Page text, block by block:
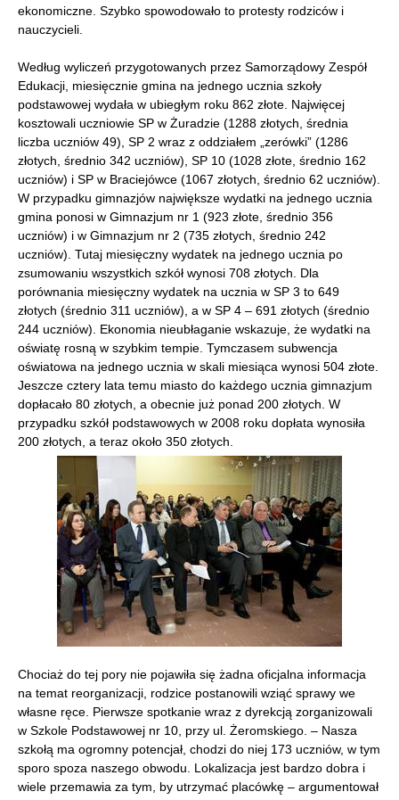
ekonomiczne. Szybko spowodowało to protesty rodziców i
nauczycieli.
Według wyliczeń przygotowanych przez Samorządowy Zespół
Edukacji, miesięcznie gmina na jednego ucznia szkoły
podstawowej wydała w ubiegłym roku 862 złote. Najwięcej
kosztowali uczniowie SP w Żuradzie (1288 złotych, średnia
liczba uczniów 49), SP 2 wraz z oddziałem „zerówki” (1286
złotych, średnio 342 uczniów), SP 10 (1028 złote, średnio 162
uczniów) i SP w Braciejówce (1067 złotych, średnio 62 uczniów).
W przypadku gimnazjów największe wydatki na jednego ucznia
gmina ponosi w Gimnazjum nr 1 (923 złote, średnio 356
uczniów) i w Gimnazjum nr 2 (735 złotych, średnio 242
uczniów). Tutaj miesięczny wydatek na jednego ucznia po
zsumowaniu wszystkich szkół wynosi 708 złotych. Dla
porównania miesięczny wydatek na ucznia w SP 3 to 649
złotych (średnio 311 uczniów), a w SP 4 – 691 złotych (średnio
244 uczniów). Ekonomia nieubłaganie wskazuje, że wydatki na
oświatę rosną w szybkim tempie. Tymczasem subwencja
oświatowa na jednego ucznia w skali miesiąca wynosi 504 złote.
Jeszcze cztery lata temu miasto do każdego ucznia gimnazjum
dopłacało 80 złotych, a obecnie już ponad 200 złotych. W
przypadku szkół podstawowych w 2008 roku dopłata wynosiła
200 złotych, a teraz około 350 złotych.
Chociaż do tej pory nie pojawiła się żadna oficjalna informacja
na temat reorganizacji, rodzice postanowili wziąć sprawy we
własne ręce. Pierwsze spotkanie wraz z dyrekcją zorganizowali
w Szkole Podstawowej nr 10, przy ul. Żeromskiego. – Nasza
szkołą ma ogromny potencjał, chodzi do niej 173 uczniów, w tym
sporo spoza naszego obwodu. Lokalizacja jest bardzo dobra i
wiele przemawia za tym, by utrzymać placówkę – argumentował